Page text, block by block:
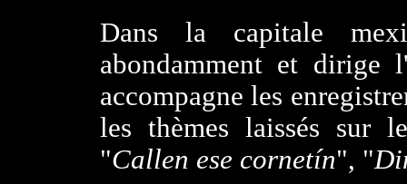
Dans la capitale
abondamment et dirige
accompagne les
les thèmes laissés sur
"Callen ese cornetín", "